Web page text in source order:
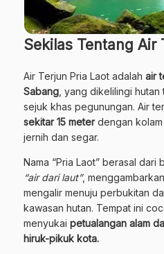
Sekilas Tentang Air
Air Terjun Pria Laot adalah air
Sabang , yang dikelilingi
sejuk khas pegunungan. Air
sekitar 15 meterdengan kolam
jernih dan segar.
Nama “Pria Laot” berasal dari
“air dari laut”,
mengalir menuju perbukitan
kawasan hutan. Tempat ini
menyukai petualangan alam
hiruk-pikuk kota.